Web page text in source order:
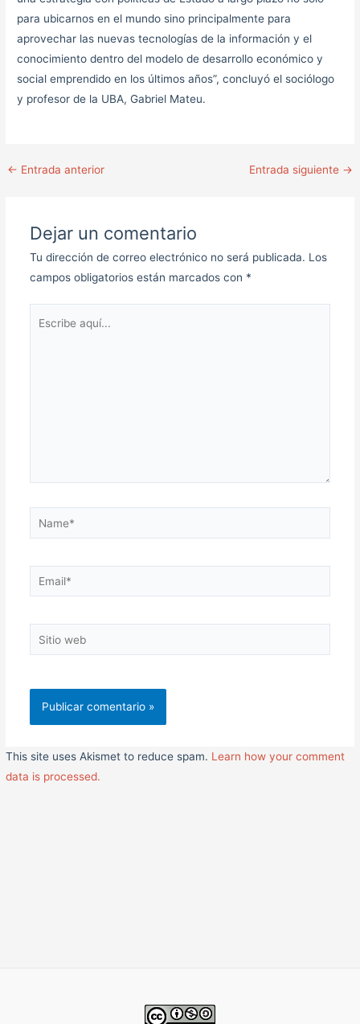
para ubicarnos en el mundo sino principalmente para
aprovechar las nuevas tecnologías de la información y el
conocimiento dentro del modelo de desarrollo económico y
social emprendido en los últimos años”, concluyó el sociólogo
y profesor de la UBA, Gabriel Mateu.
← Entrada anterior Entrada siguiente →
Dejar un comentario
Tu dirección de correo electrónico no será publicada. Los
campos obligatorios están marcados con *
Name*
Email*
Sitio
web
This site uses Akismet to reduce spam. Learn how your comment
data is processed.